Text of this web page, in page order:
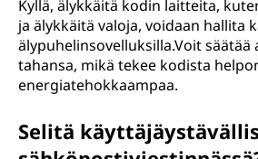
Kyllä, älykkäitä kodin laitteita,
ja älykkäitä valoja, voidaan hallita
älypuhelinsovelluksilla.Voit säätää
tahansa, mikä tekee kodista
energiatehokkaampaa.
Selitä